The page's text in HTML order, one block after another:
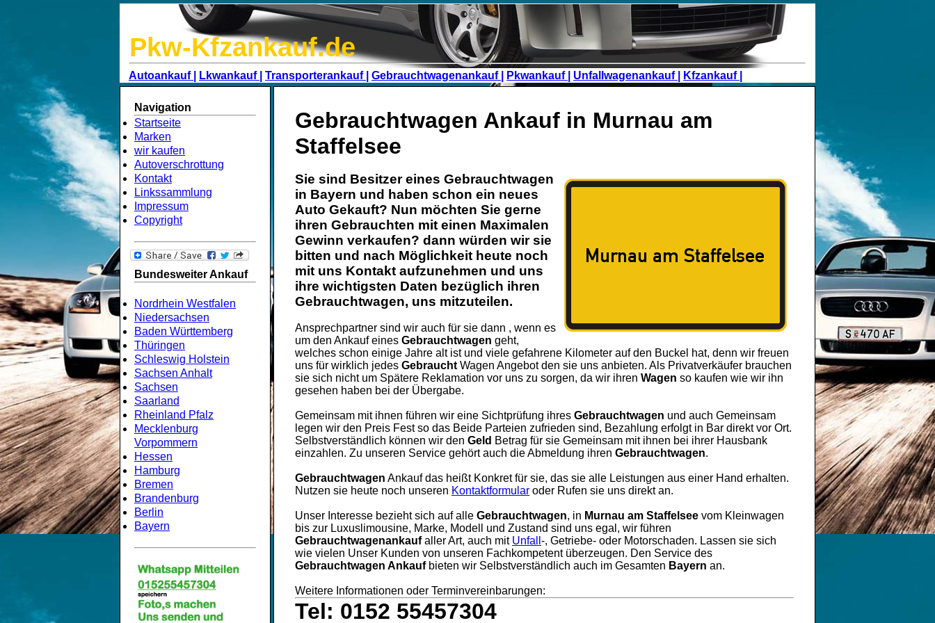
Pkw-Kfzankauf.de
Autoankauf | Lkwankauf | Transporterankauf | Gebrauchtwagenankauf | Pkwankauf | Unfallwagenankauf | Kfzankauf |
Navigation
Startseite
Marken
wir kaufen
Autoverschrottung
Kontakt
Linkssammlung
Impressum
Copyright
Bundesweiter Ankauf
Nordrhein Westfalen
Niedersachsen
Baden Württemberg
Thüringen
Schleswig Holstein
Sachsen Anhalt
Sachsen
Saarland
Rheinland Pfalz
Mecklenburg
Vorpommern
Hessen
Hamburg
Bremen
Brandenburg
Berlin
Bayern
Gebrauchtwagen Ankauf in Murnau am
Staffelsee
Sie sind Besitzer eines Gebrauchtwagen
in Bayern und haben schon ein neues
Auto Gekauft? Nun möchten Sie gerne
ihren Gebrauchten mit einen Maximalen
Gewinn verkaufen? dann würden wir sie
bitten und nach Möglichkeit heute noch
mit uns Kontakt aufzunehmen und uns
ihre wichtigsten Daten bezüglich ihren
Gebrauchtwagen, uns mitzuteilen.
Ansprechpartner sind wir auch für sie dann , wenn es
um den Ankauf eines Gebrauchtwagen geht,
welches schon einige Jahre alt ist und viele gefahrene Kilometer auf den Buckel hat, denn wir freuen
uns für wirklich jedes Gebraucht Wagen Angebot den sie uns anbieten. Als Privatverkäufer brauchen
sie sich nicht um Spätere Reklamation vor uns zu sorgen, da wir ihren Wagen so kaufen wie wir ihn
gesehen haben bei der Übergabe.
Gemeinsam mit ihnen führen wir eine Sichtprüfung ihres Gebrauchtwagen und auch Gemeinsam
legen wir den Preis Fest so das Beide Parteien zufrieden sind, Bezahlung erfolgt in Bar direkt vor Ort.
Selbstverständlich können wir den Geld Betrag für sie Gemeinsam mit ihnen bei ihrer Hausbank
einzahlen. Zu unseren Service gehört auch die Abmeldung ihren Gebrauchtwagen.
Gebrauchtwagen Ankauf das heißt Konkret für sie, das sie alle Leistungen aus einer Hand erhalten.
Nutzen sie heute noch unseren Kontaktformular oder Rufen sie uns direkt an.
Unser Interesse bezieht sich auf alle Gebrauchtwagen, in Murnau am Staffelsee vom Kleinwagen
bis zur Luxuslimousine, Marke, Modell und Zustand sind uns egal, wir führen
Gebrauchtwagenankaufaller Art, auch mit Unfall -, Getriebe- oder Motorschaden. Lassen sie sich
wie vielen Unser Kunden von unseren Fachkompetent überzeugen. Den Service des
Gebrauchtwagen Ankaufbieten wir Selbstverständlich auch im Gesamten Bayern an.
Weitere Informationen oder Terminvereinbarungen:
Tel: 0152 55457304